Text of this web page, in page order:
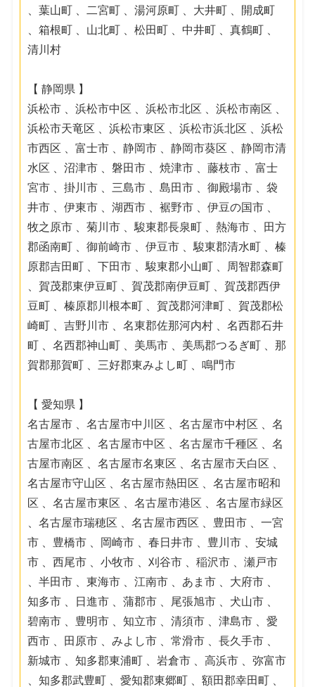
、葉山町 、二宮町 、湯河原町 、大井町 、開成町
、箱根町 、山北町 、松田町 、中井町 、真鶴町 、
清川村
【 静岡県 】
浜松市 、浜松市中区 、浜松市北区 、浜松市南区 、
浜松市天竜区 、浜松市東区 、浜松市浜北区 、浜松
市西区 、富士市 、静岡市 、静岡市葵区 、静岡市清
水区 、沼津市 、磐田市 、焼津市 、藤枝市 、富士
宮市 、掛川市 、三島市 、島田市 、御殿場市 、袋
井市 、伊東市 、湖西市 、裾野市 、伊豆の国市 、
牧之原市 、菊川市 、駿東郡長泉町 、熱海市 、田方
郡函南町 、御前崎市 、伊豆市 、駿東郡清水町 、榛
原郡吉田町 、下田市 、駿東郡小山町 、周智郡森町
、賀茂郡東伊豆町 、賀茂郡南伊豆町 、賀茂郡西伊
豆町 、榛原郡川根本町 、賀茂郡河津町 、賀茂郡松
崎町 、吉野川市 、名東郡佐那河内村 、名西郡石井
町 、名西郡神山町 、美馬市 、美馬郡つるぎ町 、那
賀郡那賀町 、三好郡東みよし町 、鳴門市
【 愛知県 】
名古屋市 、名古屋市中川区 、名古屋市中村区 、名
古屋市北区 、名古屋市中区 、名古屋市千種区 、名
古屋市南区 、名古屋市名東区 、名古屋市天白区 、
名古屋市守山区 、名古屋市熱田区 、名古屋市昭和
区 、名古屋市東区 、名古屋市港区 、名古屋市緑区
、名古屋市瑞穂区 、名古屋市西区 、豊田市 、一宮
市 、豊橋市 、岡崎市 、春日井市 、豊川市 、安城
市 、西尾市 、小牧市 、刈谷市 、稲沢市 、瀬戸市
、半田市 、東海市 、江南市 、あま市 、大府市 、
知多市 、日進市 、蒲郡市 、尾張旭市 、犬山市 、
碧南市 、豊明市 、知立市 、清須市 、津島市 、愛
西市 、田原市 、みよし市 、常滑市 、長久手市 、
新城市 、知多郡東浦町 、岩倉市 、高浜市 、弥富市
、知多郡武豊町 、愛知郡東郷町 、額田郡幸田町 、